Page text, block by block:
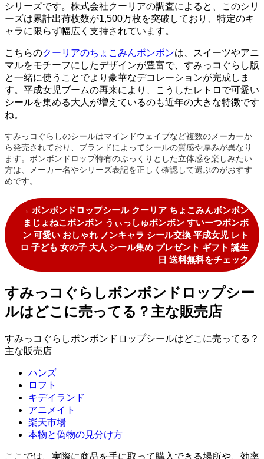
シリーズです。株式会社クーリアの調査によると、このシリ
ーズは累計出荷枚数が1,500万枚を突破しており、特定のキ
ャラに限らず幅広く支持されています。
こちらのクーリアのちょこみんボンボンは、スイーツやアニ
マルをモチーフにしたデザインが豊富で、すみっコぐらし版
と一緒に使うことでより豪華なデコレーションが完成しま
す。平成女児ブームの再来により、こうしたレトロで可愛い
シールを集める大人が増えているのも近年の大きな特徴です
ね。
すみっコぐらしのシールはマインドウェイブなど複数のメーカーか
ら発売されており、ブランドによってシールの質感や厚みが異なり
ます。ボンボンドロップ特有のぷっくりとした立体感を楽しみたい
方は、メーカー名やシリーズ表記を正しく確認して選ぶのがおすす
めです。
→ ボンボンドロップシール クーリア ちょこみんボンボン
まじょねこボンボン うぃっしゅボンボン すいーつボンボ
ン 可愛い おしゃれ ノンキャラ シール交換 平成女児 レト
ロ 子ども 女の子 大人 シール集め プレゼント ギフト 誕生
日 送料無料をチェック
すみっコぐらしボンボンドロップシー
ルはどこに売ってる？主な販売店
すみっコぐらしボンボンドロップシールはどこに売ってる？
主な販売店
ハンズ
ロフト
キデイランド
アニメイト
楽天市場
本物と偽物の見分け方
ここでは、実際に商品を手に取って購入できる場所や、効率